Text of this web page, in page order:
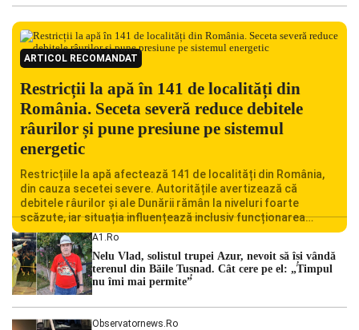
ARTICOL RECOMANDAT
Restricții la apă în 141 de localități din
România. Seceta severă reduce debitele
râurilor și pune presiune pe sistemul
energetic
Restricțiile la apă afectează 141 de localități din România,
din cauza secetei severe. Autoritățile avertizează că
debitele râurilor și ale Dunării rămân la niveluri foarte
scăzute, iar situația influențează inclusiv funcționarea
Centralei Nucleare de la Cernavodă. România se confruntă
cu una dintre cele mai dificile perioade din punct de vedere
hidrologic din ultimii ani. Lipsa […]
A1.ro
Nelu Vlad, solistul trupei Azur, nevoit să își vândă
terenul din Băile Tușnad. Cât cere pe el: „Timpul
nu îmi mai permite”
Observatornews.ro